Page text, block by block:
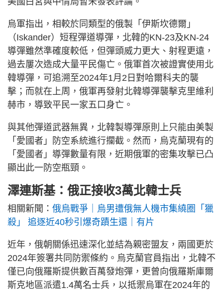
烏軍指出，相較於同類型的俄製「伊斯坎德爾」
（Iskander）短程彈道導彈，北韓的KN-23及KN-24
導彈雖然準確度較低，但彈頭威力更大、射程更遠，
過去屢次造成大量平民傷亡。俄軍首次被證實使用北
韓導彈，可追溯至2024年1月2日對哈爾科夫的襲
擊；而就在上周，俄軍再發射北韓導彈襲擊克里維利
赫市，導致平民一家五口身亡。
與其他彈道武器無異，北韓製導彈原則上只能由美製
「愛國者」防空系統進行攔截。然而，烏克蘭現有的
「愛國者」導彈數量有限，近期俄軍的密集攻擊已凸
顯出此一防空瓶頸。
澤連斯基：俄正接收3萬北韓士兵
相關新聞： 俄烏戰爭｜烏男遭俄無人機市集繞圈「獵
殺」 追逐近40秒引爆奇蹟生還｜有片
近年，俄朝關係迅速深化並結為親密盟友，兩國更於
2024年簽署共同防禦條約。烏克蘭官員指出，北韓不
僅已向俄羅斯提供數百萬發炮彈，更曾向俄羅斯庫爾
斯克地區派遣1.4萬名士兵，以抵禦烏軍在2024年的